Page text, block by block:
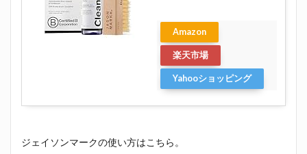
Amazon
楽天市場
Yahooショッピング
ジェイソンマークの使い方はこちら。